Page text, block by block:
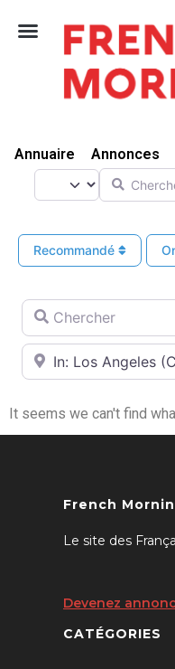
Annuaire Annonces
Select search type
Chercher
Recommandé
Chercher
A proximité de
It seems we can't find
French
Le site des
Devenez
CATÉGORIES